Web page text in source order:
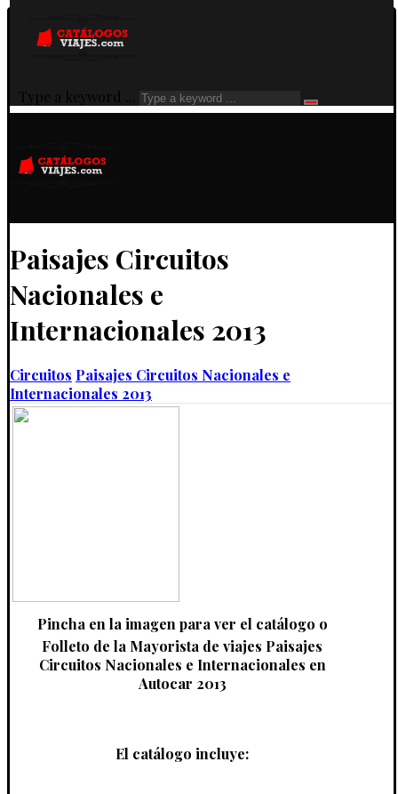
Type a keyword ...
Paisajes Circuitos
Nacionales e
Internacionales 2013
Circuitos Paisajes Circuitos Nacionales e
Internacionales 2013
Pincha en la imagen para ver el catálogo o
Folleto de la Mayorista de viajes Paisajes
Circuitos Nacionales e Internacionales en
Autocar 2013
El catálogo incluye: